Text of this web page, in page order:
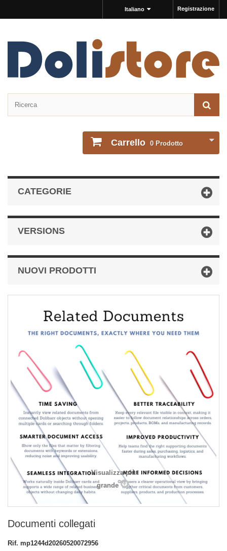
Registrazione
Italiano
Carrello 0 Prodotto
CATEGORIE
VERSIONS
NUOVI PRODOTTI
Visualizza più
grande
Documenti collegati
Rif. mp1244d20260520072956